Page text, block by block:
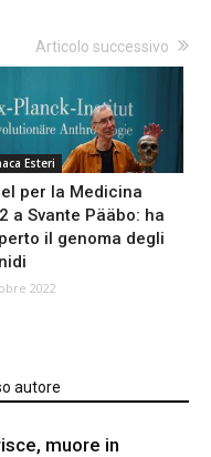
Articolo successivo
Esteri
per la Medicina
a Svante Pääbo: ha
il genoma degli
2022
autore
muore in